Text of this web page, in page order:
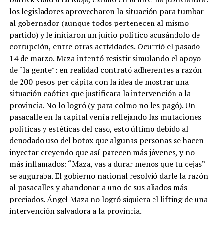
los legisladores aprovecharon la situación para tumbar
al gobernador (aunque todos pertenecen al mismo
partido) y le iniciaron un juicio político acusándolo de
corrupción, entre otras actividades. Ocurrió el pasado
14 de marzo. Maza intentó resistir simulando el apoyo
de “la gente”: en realidad contrató adherentes a razón
de 200 pesos per cápita con la idea de mostrar una
situación caótica que justificara la intervención a la
provincia. No lo logró (y para colmo no les pagó). Un
pasacalle en la capital venía reflejando las mutaciones
políticas y estéticas del caso, esto último debido al
denodado uso del botox que algunas personas se hacen
inyectar creyendo que así parecen más jóvenes, y no
más inflamados: “Maza, vas a durar menos que tu cejas”
se auguraba. El gobierno nacional resolvió darle la razón
al pasacalles y abandonar a uno de sus aliados más
preciados. Ángel Maza no logró siquiera el lifting de una
intervención salvadora a la provincia.